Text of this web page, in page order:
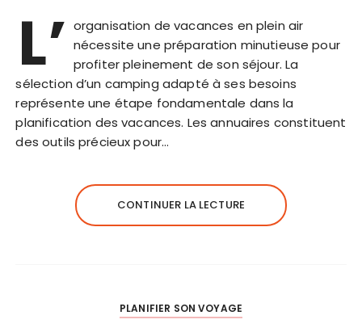
L’ organisation de vacances en plein air
nécessite une préparation minutieuse pour
profiter pleinement de son séjour. La
sélection d’un camping adapté à ses besoins
représente une étape fondamentale dans la
planification des vacances. Les annuaires constituent
des outils précieux pour…
CONTINUER LA LECTURE
PLANIFIER SON VOYAGE